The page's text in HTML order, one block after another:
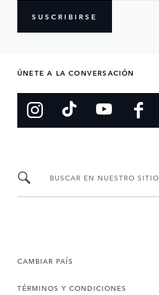
SUSCRIBIRSE
ÚNETE A LA CONVERSACIÓN
BUSCAR EN NUESTRO SITIO
CAMBIAR PAÍS
TÉRMINOS Y CONDICIONES